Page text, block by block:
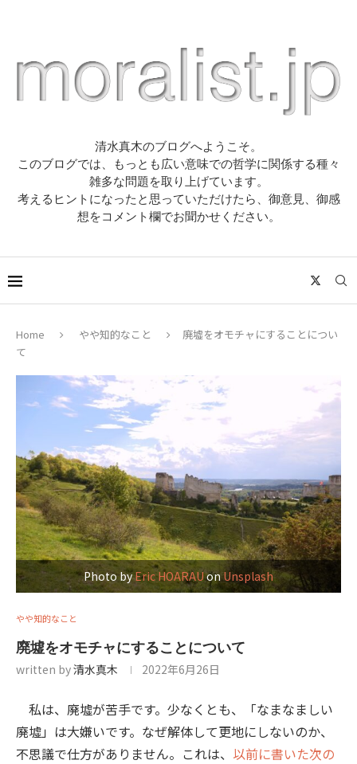
清水真木のブログへようこそ。
このブログでは、もっとも広い意味での哲学に関係する種々
雑多な問題を取り上げています。
考えるヒントになったと思っていただけたら、御意見、御感
想をコメント欄でお聞かせください。
Home やや知的なこと
廃墟をオモチャにすることについ
て
Photo byEric HOARAUonUnsplash
やや知的なこと
廃墟をオモチャにすることについて
written by清水真木 2022年6月26日
私は、廃墟が苦手です。少なくとも、「なまなましい
廃墟」は大嫌いです。なぜ解体して更地にしないのか、
不思議で仕方がありません。これは、 以前に書いた次の